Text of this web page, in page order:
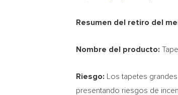
Resumen del retiro del
Nombre del producto:
Riesgo:
Los tapetes
presentando riesgos de